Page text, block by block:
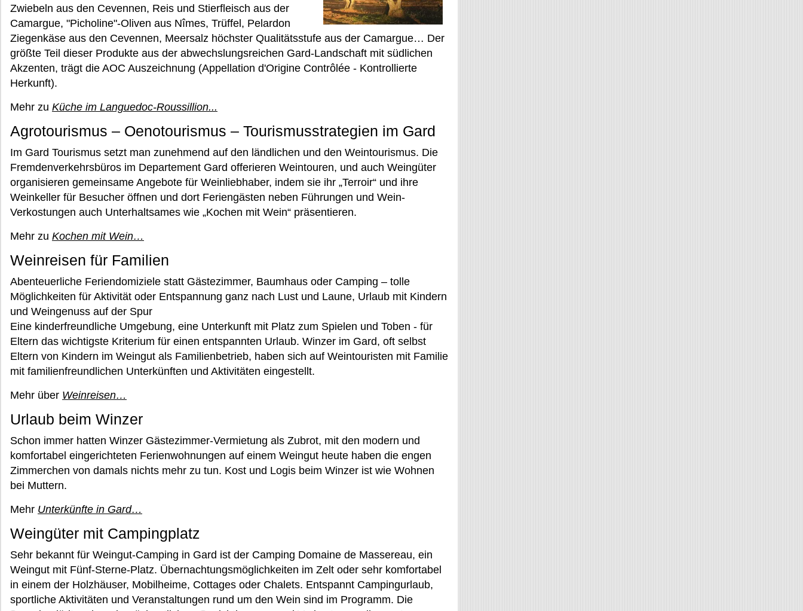
Zwiebeln aus den Cevennen, Reis und Stierfleisch aus der
Camargue, "Picholine"-Oliven aus Nîmes, Trüffel, Pelardon
Ziegenkäse aus den Cevennen, Meersalz höchster Qualitätsstufe aus der Camargue… Der
größte Teil dieser Produkte aus der abwechslungsreichen Gard-Landschaft mit südlichen
Akzenten, trägt die AOC Auszeichnung (Appellation d'Origine Contrôlée - Kontrollierte
Herkunft).
Mehr zu Küche im Languedoc-Roussillion...
Agrotourismus – Oenotourismus – Tourismusstrategien im Gard
Im Gard Tourismus setzt man zunehmend auf den ländlichen und den Weintourismus. Die
Fremdenverkehrsbüros im Departement Gard offerieren Weintouren, und auch Weingüter
organisieren gemeinsame Angebote für Weinliebhaber, indem sie ihr „Terroir“ und ihre
Weinkeller für Besucher öffnen und dort Feriengästen neben Führungen und Wein-
Verkostungen auch Unterhaltsames wie „Kochen mit Wein“ präsentieren.
Mehr zu Kochen mit Wein…
Weinreisen für Familien
Abenteuerliche Feriendomiziele statt Gästezimmer, Baumhaus oder Camping – tolle
Möglichkeiten für Aktivität oder Entspannung ganz nach Lust und Laune, Urlaub mit Kindern
und Weingenuss auf der Spur
Eine kinderfreundliche Umgebung, eine Unterkunft mit Platz zum Spielen und Toben - für
Eltern das wichtigste Kriterium für einen entspannten Urlaub. Winzer im Gard, oft selbst
Eltern von Kindern im Weingut als Familienbetrieb, haben sich auf Weintouristen mit Familie
mit familienfreundlichen Unterkünften und Aktivitäten eingestellt.
Mehr über Weinreisen…
Urlaub beim Winzer
Schon immer hatten Winzer Gästezimmer-Vermietung als Zubrot, mit den modern und
komfortabel eingerichteten Ferienwohnungen auf einem Weingut heute haben die engen
Zimmerchen von damals nichts mehr zu tun. Kost und Logis beim Winzer ist wie Wohnen
bei Muttern.
Mehr Unterkünfte in Gard…
Weingüter mit Campingplatz
Sehr bekannt für Weingut-Camping in Gard ist der Camping Domaine de Massereau, ein
Weingut mit Fünf-Sterne-Platz. Übernachtungsmöglichkeiten im Zelt oder sehr komfortabel
in einem der Holzhäuser, Mobilheime, Cottages oder Chalets. Entspannt Campingurlaub,
sportliche Aktivitäten und Veranstaltungen rund um den Wein sind im Programm. Die